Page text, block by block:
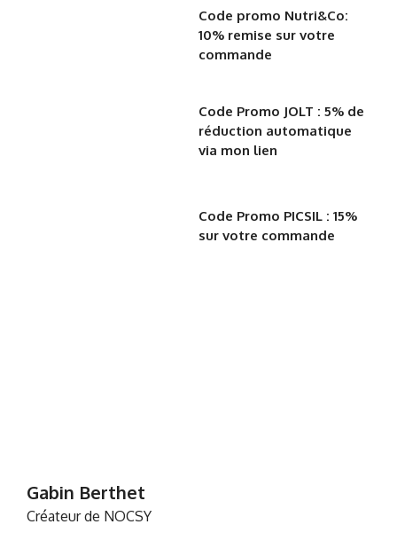
Code promo Nutri&Co:
10% remise sur votre
commande
Code Promo JOLT : 5% de
réduction automatique
via mon lien
Code Promo PICSIL : 15%
sur votre commande
Gabin Berthet
Créateur de NOCSY